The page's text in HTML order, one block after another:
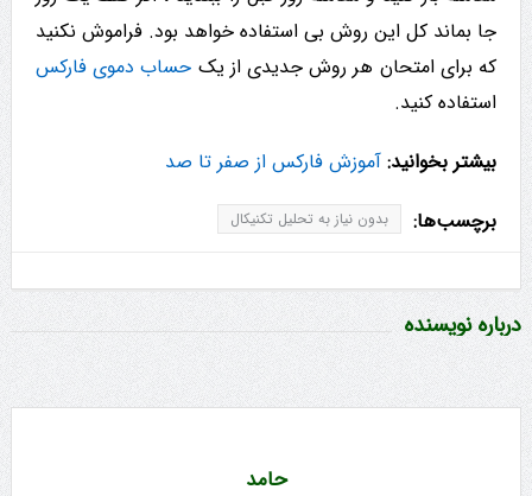
جا بماند کل این روش بی استفاده خواهد بود. فراموش نکنید
که برای امتحان هر روش جدیدی از یک حساب دموی فارکس
استفاده کنید.
بیشتر بخوانید: آموزش فارکس از صفر تا صد
برچسب‌ها:
بدون نیاز به تحلیل تکنیکال
درباره نویسنده
حامد